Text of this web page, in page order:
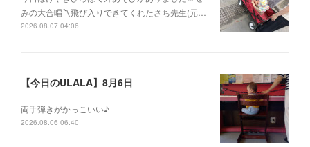
みの大合唱〽飛び入りできてくれたさち先生(元…
2026.08.07 04:06
【今日のULALA】8月6日
両手弾きがかっこいい♪
2026.08.06 06:40